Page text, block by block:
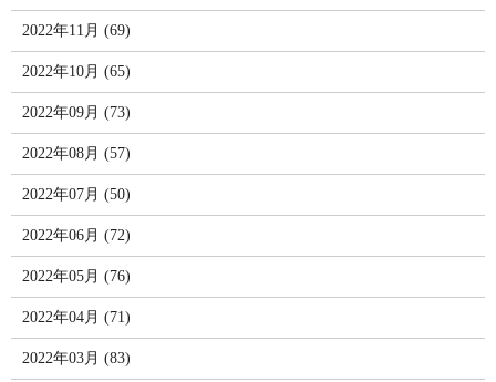
2022年11月 (69)
2022年10月 (65)
2022年09月 (73)
2022年08月 (57)
2022年07月 (50)
2022年06月 (72)
2022年05月 (76)
2022年04月 (71)
2022年03月 (83)